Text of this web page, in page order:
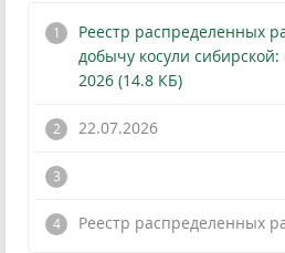
Реестр распределенных
добычу косули
2026 (14.8 КБ)
22.07.2026
Реестр распределенных